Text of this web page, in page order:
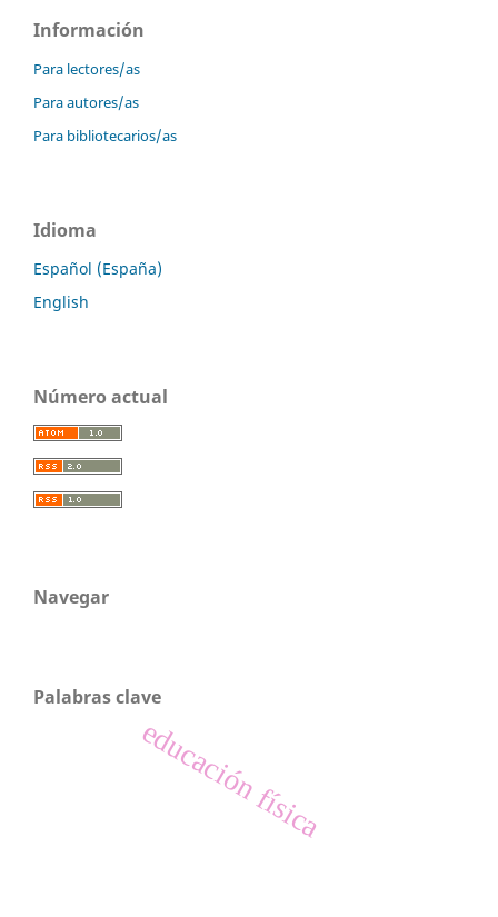
Información
Para lectores/as
Para autores/as
Para bibliotecarios/as
Idioma
Español (España)
English
Número actual
Navegar
Palabras clave
educación física